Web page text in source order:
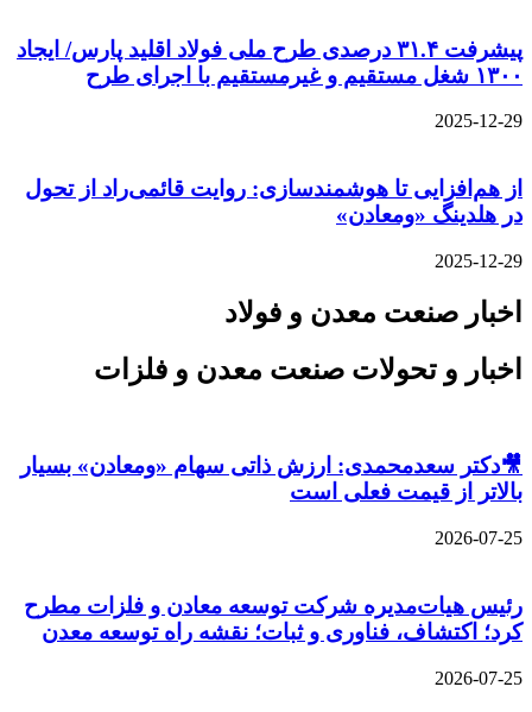
پیشرفت ۳۱.۴ درصدی طرح ملی فولاد اقلید پارس/ ایجاد
۱۳۰۰ شغل مستقیم و غیرمستقیم با اجرای طرح
2025-12-29
از هم‌افزایی تا هوشمندسازی: روایت قائمی‌راد از تحول
در هلدینگ «ومعادن»
2025-12-29
اخبار صنعت معدن و فولاد
اخبار و تحولات صنعت معدن و فلزات
🎥دکتر سعدمحمدی: ارزش ذاتی سهام «ومعادن» بسیار
بالاتر از قیمت فعلی است
2026-07-25
رئیس هیات‌مدیره شرکت توسعه معادن و فلزات مطرح
کرد؛ اکتشاف، فناوری و ثبات؛ نقشه راه توسعه معدن
2026-07-25